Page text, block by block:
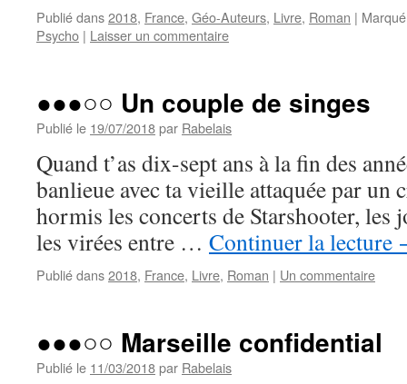
Publié dans2018, France, Géo-Auteurs, Livre, Roman |
Psycho | Laisser un commentaire
●●●○○ Un couple de singes
Publié le 19/07/2018par Rabelais
Quand t’as dix-sept ans à la fin des
banlieue avec ta vieille attaquée par un
hormis les concerts de Starshooter, les
les virées entre … Continuer la lecture
Publié dans2018, France, Livre, Roman | Un commentaire
●●●○○ Marseille confidential
Publié le 11/03/2018par Rabelais